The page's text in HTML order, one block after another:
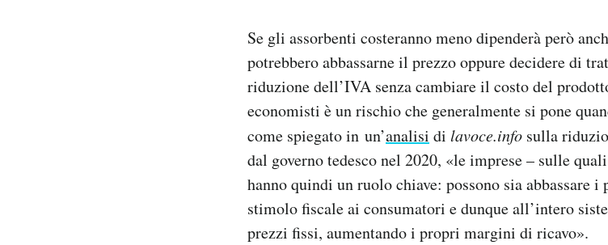
Se gli assorbenti costeranno meno dipenderà però
potrebbero abbassarne il prezzo oppure decidere di
riduzione dell’IVA senza cambiare il costo del
economisti è un rischio che generalmente si pone
come spiegato in un’analisi di lavoce.info sulla
dal governo tedesco nel 2020, «le imprese – sulle
hanno quindi un ruolo chiave: possono sia abbassare
stimolo fiscale ai consumatori e dunque all’intero
prezzi fissi, aumentando i propri margini di ricavo».